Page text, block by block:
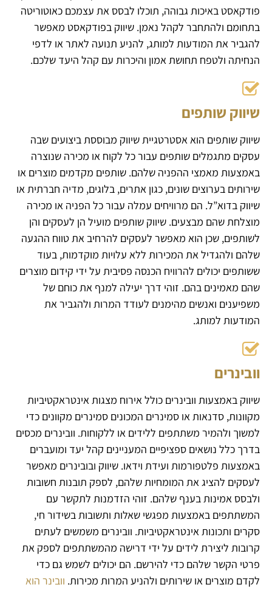
פודקאסט באיכות גבוהה, תוכלו לבסס את עצמכם כאוטוריטה
בתחומם ולהתחבר לקהל נאמן. שיווק בפודקאסט מאפשר
להגביר את המודעות למותג, להניע תנועה לאתר או לדפי
הנחיתה ולטפח תחושת אמון והיכרות עם קהל היעד שלכם.
שיווק שותפים
שיווק שותפים הוא אסטרטגיית שיווק מבוססת ביצועים שבה
עסקים מתגמלים שותפים עבור כל לקוח או מכירה שנוצרה
באמצעות מאמצי ההפניה שלהם. שותפים מקדמים מוצרים או
שירותים בערוצים שונים, כגון אתרים, בלוגים, מדיה חברתית או
שיווק בדוא”ל. הם מרוויחים עמלה עבור כל הפניה או מכירה
מוצלחת שהם מבצעים. שיווק שותפים מועיל הן לעסקים והן
לשותפים, שכן הוא מאפשר לעסקים להרחיב את טווח ההגעה
שלהם ולהגדיל את המכירות ללא עלויות מוקדמות, בעוד
ששותפים יכולים להרוויח הכנסה פסיבית על ידי קידום מוצרים
שהם מאמינים בהם. זוהי דרך יעילה למנף את כוחם של
משפיענים ואנשים מהימנים לעודד המרות ולהגביר את
המודעות למותג.
וובינרים
שיווק באמצעות וובינרים כולל אירוח מצגות אינטראקטיביות
מקוונות, סדנאות או סמינרים המכונים סמינרים מקוונים כדי
למשוך ולהמיר משתתפים ללידים או ללקוחות. וובינרים מכסים
בדרך כלל נושאים ספציפיים המעניינים קהל יעד ומועברים
באמצעות פלטפורמות ועידת וידאו. שיווק ובובינרים מאפשר
לעסקים להציג את המומחיות שלהם, לספק תובנות חשובות
ולבסס אמינות בענף שלהם. זוהי הזדמנות לתקשר עם
המשתתפים באמצעות מפגשי שאלות ותשובות בשידור חי,
סקרים ותכונות אינטראקטיביות. וובינרים משמשים לעתים
קרובות ליצירת לידים על ידי דרישה מהמשתתפים לספק את
פרטי הקשר שלהם כדי להירשם. הם יכולים לשמש גם כדי
לקדם מוצרים או שירותים ולהניע המרות מכירות. וובינר הוא